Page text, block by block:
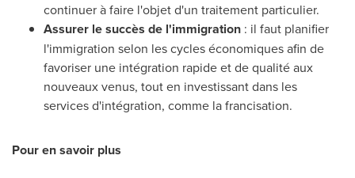
continuer à faire l'objet d'un traitement particulier.
Assurer le succès de l'immigration : il faut planifier
l'immigration selon les cycles économiques afin de
favoriser une intégration rapide et de qualité aux
nouveaux venus, tout en investissant dans les
services d'intégration, comme la francisation.
Pour en savoir plus